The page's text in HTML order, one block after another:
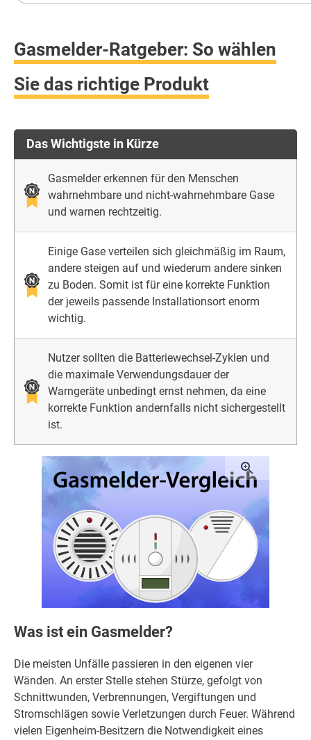
Gasmelder-Ratgeber: So wählen
Sie das richtige Produkt
Das Wichtigste in Kürze
Gasmelder erkennen für den Menschen
wahrnehmbare und nicht-wahrnehmbare Gase
und warnen rechtzeitig.
Einige Gase verteilen sich gleichmäßig im Raum,
andere steigen auf und wiederum andere sinken
zu Boden. Somit ist für eine korrekte Funktion
der jeweils passende Installationsort enorm
wichtig.
Nutzer sollten die Batteriewechsel-Zyklen und
die maximale Verwendungsdauer der
Warngeräte unbedingt ernst nehmen, da eine
korrekte Funktion andernfalls nicht sichergestellt
ist.
Was ist ein Gasmelder?
Die meisten Unfälle passieren in den eigenen vier
Wänden. An erster Stelle stehen Stürze, gefolgt von
Schnittwunden, Verbrennungen, Vergiftungen und
Stromschlägen sowie Verletzungen durch Feuer. Während
vielen Eigenheim-Besitzern die Notwendigkeit eines